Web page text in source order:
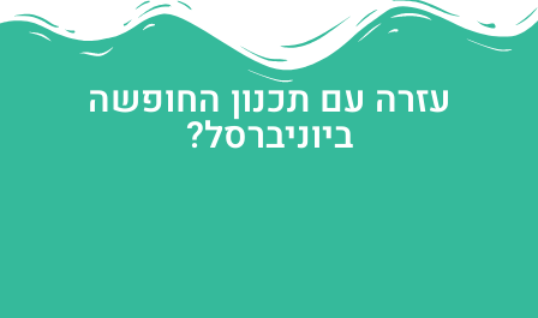
עזרה עם תכנון החופשה
ביוניברסל?